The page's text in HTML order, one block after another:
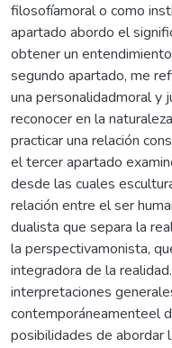
filosofíamoral o como
apartado abordo el
obtener un
segundo apartado, me
una personalidadmoral y
reconocer en la
practicar una relación
el tercer apartado
desde las cuales
relación entre el ser
dualista que separa la
la perspectivamonista,
integradora de la
interpretaciones
contemporáneamenteel
posibilidades de abordar